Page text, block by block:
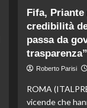
Fifa, Priante
credibilità
passa da
trasparenza”
Roberto Parisi
ROMA
vicende che